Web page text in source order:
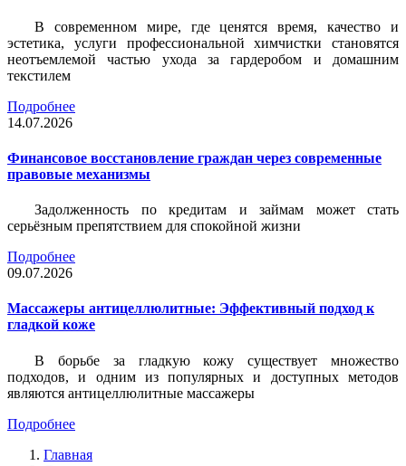
В современном мире, где ценятся время, качество и
эстетика, услуги профессиональной химчистки становятся
неотъемлемой частью ухода за гардеробом и домашним
текстилем
Подробнее
14.07.2026
Финансовое восстановление граждан через современные
правовые механизмы
Задолженность по кредитам и займам может стать
серьёзным препятствием для спокойной жизни
Подробнее
09.07.2026
Массажеры антицеллюлитные: Эффективный подход к
гладкой коже
В борьбе за гладкую кожу существует множество
подходов, и одним из популярных и доступных методов
являются антицеллюлитные массажеры
Подробнее
Главная